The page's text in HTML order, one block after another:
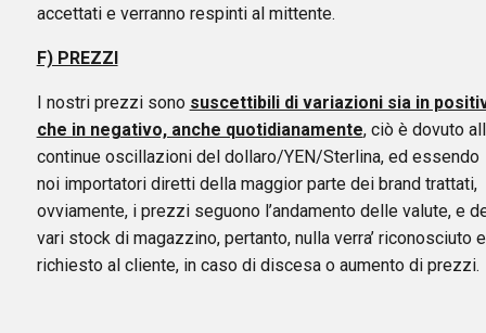
accettati e verranno respinti al mittente.
F) PREZZI
I nostri prezzi sono suscettibili di variazioni sia in
che in negativo, anche quotidianamente, ciò è dovuto
continue oscillazioni del dollaro/YEN/Sterlina, ed essendo
noi importatori diretti della maggior parte dei brand trattati,
ovviamente, i prezzi seguono l’andamento delle valute, e
vari stock di magazzino, pertanto, nulla verra’ riconosciuto
richiesto al cliente, in caso di discesa o aumento di prezzi.